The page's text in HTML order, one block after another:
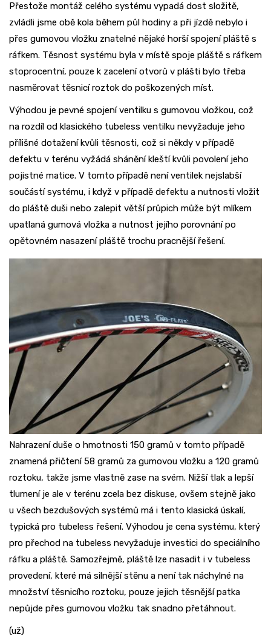
Přestože montáž celého systému vypadá dost složitě,
zvládli jsme obě kola během půl hodiny a při jízdě nebylo i
přes gumovou vložku znatelné nějaké horší spojení pláště s
ráfkem. Těsnost systému byla v místě spoje pláště s ráfkem
stoprocentní, pouze k zacelení otvorů v plášti bylo třeba
nasměrovat těsnicí roztok do poškozených míst.
Výhodou je pevné spojení ventilku s gumovou vložkou, což
na rozdíl od klasického tubeless ventilku nevyžaduje jeho
přílišné dotažení kvůli těsnosti, což si někdy v případě
defektu v terénu vyžádá shánění kleští kvůli povolení jeho
pojistné matice. V tomto případě není ventilek nejslabší
součástí systému, i když v případě defektu a nutnosti vložit
do pláště duši nebo zalepit větší průpich může být mlíkem
upatlaná gumová vložka a nutnost jejího porovnání po
opětovném nasazení pláště trochu pracnější řešení.
Nahrazení duše o hmotnosti 150 gramů v tomto případě
znamená přičtení 58 gramů za gumovou vložku a 120 gramů
roztoku, takže jsme vlastně zase na svém. Nižší tlak a lepší
tlumení je ale v terénu zcela bez diskuse, ovšem stejně jako
u všech bezdušových systémů má i tento klasická úskalí,
typická pro tubeless řešení. Výhodou je cena systému, který
pro přechod na tubeless nevyžaduje investici do speciálního
ráfku a pláště. Samozřejmě, pláště lze nasadit i v tubeless
provedení, které má silnější stěnu a není tak náchylné na
množství těsnicího roztoku, pouze jejich těsnější patka
nepůjde přes gumovou vložku tak snadno přetáhnout.
(už)